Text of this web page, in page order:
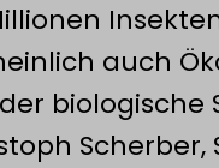
auch
biologische
Scherber,
auf